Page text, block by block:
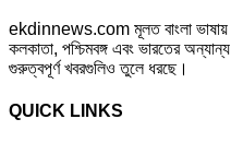
ekdinnews.com মূলত বাংলা ভাষায়
কলকাতা, পশ্চিমবঙ্গ এবং ভারতের
গুরুত্বপূর্ণ খবরগুলিও তুলে ধরছে।
QUICK LINKS